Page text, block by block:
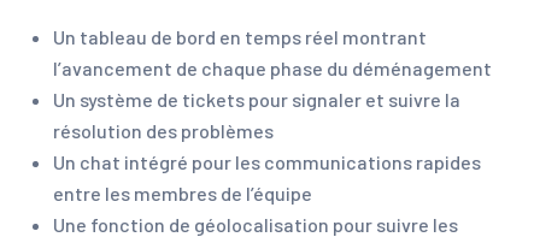
Un tableau de bord en temps réel montrant
l’avancement de chaque phase du déménagement
Un système de tickets pour signaler et suivre la
résolution des problèmes
Un chat intégré pour les communications rapides
entre les membres de l’équipe
Une fonction de géolocalisation pour suivre les